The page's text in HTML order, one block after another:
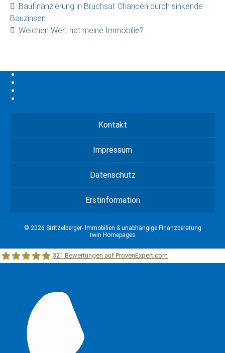
Baufinanzierung in Bruchsal: Chancen durch sinkende
Bauzinsen
Welchen Wert hat meine Immobilie?
Kontakt
Impressum
Datenschutz
Erstinformation
© 2026 Stritzelberger- Immobilien & unabhängige Finanzberatung
twin Homepages
321 Bewertungen auf ProvenExpert.com